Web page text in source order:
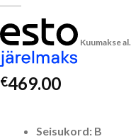
Kuumakse al.
€469.00
Seisukord: B